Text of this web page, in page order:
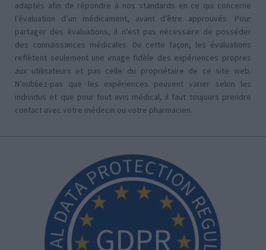
adaptés afin de répondre à nos standards en ce qui concerne
l’évaluation d’un médicament, avant d’être approuvés. Pour
partager des évaluations, il n’est pas nécessaire de posséder
des connaissances médicales. De cette façon, les évaluations
reflètent seulement une image fidèle des expériences propres
aux utilisateurs et pas celle du propriétaire de ce site web.
N’oubliez-pas que les expériences peuvent varier selon les
individus et que pour tout avis médical, il faut toujours prendre
contact avec votre médecin ou votre pharmacien.